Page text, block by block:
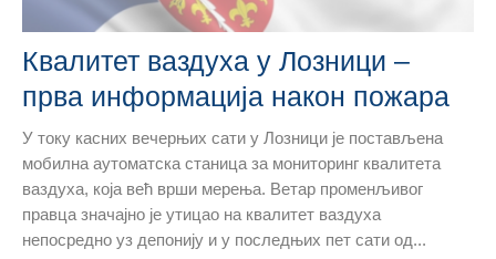
Квалитет ваздуха у Лозници –
прва информација након пожара
У току касних вечерњих сати у Лозници је постављена
мобилна аутоматска станица за мониторинг квалитета
ваздуха, која већ врши мерења. Ветар променљивог
правца значајно је утицао на квалитет ваздуха
непосредно уз депонију и у последњих пет сати од...